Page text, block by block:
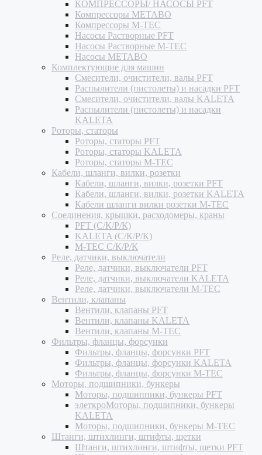
КОМПРЕССОРЫ/ НАСОСЫ PFT
Компрессоры METABO
Компрессоры M-TEC
Насосы Растворные PFT
Насосы Растворные M-TEC
Насосы METABO
Комплектующие для машин
Смесители, очистители, валы PFT
Распылители (пистолеты) и насадки PFT
Смесители, очистители, валы KALETA
Распылители (пистолеты) и насадки
KALETA
Роторы, статоры
Роторы, статоры PFT
Роторы, статоры KALETA
Роторы, статоры M-TEC
Кабели, шланги, вилки, розетки
Кабели, шланги, вилки, розетки PFT
Кабели, шланги, вилки, розетки KALETA
Кабели шланги вилки розетки M-TEC
Соединения, крышки, расходомеры, краны
PFT (С/К/Р/К)
KALETA (С/К/Р/К)
M-TEC С/К/Р/К
Реле, датчики, выключатели
Реле, датчики, выключатели PFT
Реле, датчики, выключатели KALETA
Реле, датчики, выключатели M-TEC
Вентили, клапаны
Вентили, клапаны PFT
Вентили, клапаны KALETA
Вентили, клапаны M-TEC
Фильтры, фланцы, форсунки
Фильтры, фланцы, форсунки PFT
Фильтры, фланцы, форсунки KALETA
Фильтры, фланцы, форсунки M-TEC
Моторы, подшипники, бункеры
Моторы, подшипники, бункеры PFT
элеткроМоторы, подшипники, бункеры
KALETA
Моторы, подшипники, бункеры M-TEC
Штанги, штихлинги, штифты, щетки
Штанги, штихлинги, штифты, щетки PFT